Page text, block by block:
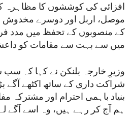
افزائی کی کوششوں کا مظاہرہ
موصل، اربل اور دوسرے مخدوش
کے منصوبوں کے تحفظ میں مدد
میں سے بہت سے مقامات کو داعش
وزیرِ خارجہ بلنکن نے کہا کہ
شراکت داری کے ساتھ اکٹھے
بنیاد باہمی احترام اور مشترکہ
ہم آج کر رہے ہیں، وہ اسے آگے